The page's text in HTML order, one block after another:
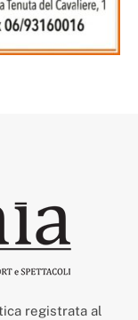
registrata al